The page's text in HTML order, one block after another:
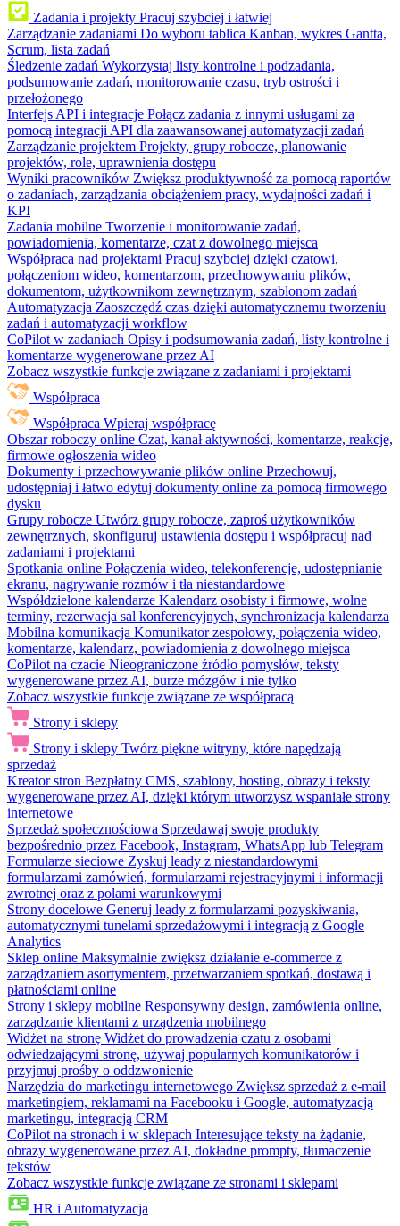
Zadania i projekty Pracuj szybciej i łatwiej
Zarządzanie zadaniami Do wyboru tablica Kanban, wykres Gantta,
Scrum, lista zadań
Śledzenie zadań Wykorzystaj listy kontrolne i podzadania,
podsumowanie zadań, monitorowanie czasu, tryb ostrości i
przełożonego
Interfejs API i integracje Połącz zadania z innymi usługami za
pomocą integracji API dla zaawansowanej automatyzacji zadań
Zarządzanie projektem Projekty, grupy robocze, planowanie
projektów, role, uprawnienia dostępu
Wyniki pracowników Zwiększ produktywność za pomocą raportów
o zadaniach, zarządzania obciążeniem pracy, wydajności zadań i
KPI
Zadania mobilne Tworzenie i monitorowanie zadań,
powiadomienia, komentarze, czat z dowolnego miejsca
Współpraca nad projektami Pracuj szybciej dzięki czatowi,
połączeniom wideo, komentarzom, przechowywaniu plików,
dokumentom, użytkownikom zewnętrznym, szablonom zadań
Automatyzacja Zaoszczędź czas dzięki automatycznemu tworzeniu
zadań i automatyzacji workflow
CoPilot w zadaniach Opisy i podsumowania zadań, listy kontrolne i
komentarze wygenerowane przez AI
Zobacz wszystkie funkcje związane z zadaniami i projektami
Współpraca
Współpraca Wpieraj współpracę
Obszar roboczy online Czat, kanał aktywności, komentarze, reakcje,
firmowe ogłoszenia wideo
Dokumenty i przechowywanie plików online Przechowuj,
udostępniaj i łatwo edytuj dokumenty online za pomocą firmowego
dysku
Grupy robocze Utwórz grupy robocze, zaproś użytkowników
zewnętrznych, skonfiguruj ustawienia dostępu i współpracuj nad
zadaniami i projektami
Spotkania online Połączenia wideo, telekonferencje, udostępnianie
ekranu, nagrywanie rozmów i tła niestandardowe
Współdzielone kalendarze Kalendarz osobisty i firmowe, wolne
terminy, rezerwacja sal konferencyjnych, synchronizacja kalendarza
Mobilna komunikacja Komunikator zespołowy, połączenia wideo,
komentarze, kalendarz, powiadomienia z dowolnego miejsca
CoPilot na czacie Nieograniczone źródło pomysłów, teksty
wygenerowane przez AI, burze mózgów i nie tylko
Zobacz wszystkie funkcje związane ze współpracą
Strony i sklepy
Strony i sklepy Twórz piękne witryny, które napędzają
sprzedaż
Kreator stron Bezpłatny CMS, szablony, hosting, obrazy i teksty
wygenerowane przez AI, dzięki którym utworzysz wspaniałe strony
internetowe
Sprzedaż społecznościowa Sprzedawaj swoje produkty
bezpośrednio przez Facebook, Instagram, WhatsApp lub Telegram
Formularze sieciowe Zyskuj leady z niestandardowymi
formularzami zamówień, formularzami rejestracyjnymi i informacji
zwrotnej oraz z polami warunkowymi
Strony docelowe Generuj leady z formularzami pozyskiwania,
automatycznymi tunelami sprzedażowymi i integracją z Google
Analytics
Sklep online Maksymalnie zwiększ działanie e-commerce z
zarządzaniem asortymentem, przetwarzaniem spotkań, dostawą i
płatnościami online
Strony i sklepy mobilne Responsywny design, zamówienia online,
zarządzanie klientami z urządzenia mobilnego
Widżet na stronę Widżet do prowadzenia czatu z osobami
odwiedzającymi stronę, używaj popularnych komunikatorów i
przyjmuj prośby o oddzwonienie
Narzędzia do marketingu internetowego Zwiększ sprzedaż z e-mail
marketingiem, reklamami na Facebooku i Google, automatyzacją
marketingu, integracją CRM
CoPilot na stronach i w sklepach Interesujące teksty na żądanie,
obrazy wygenerowane przez AI, dokładne prompty, tłumaczenie
tekstów
Zobacz wszystkie funkcje związane ze stronami i sklepami
HR i Automatyzacja